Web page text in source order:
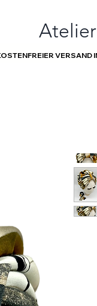
Atelier